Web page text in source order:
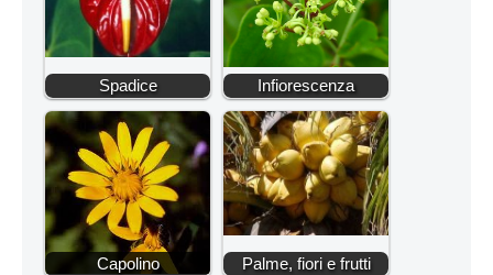
Spadice Infiorescenza
Capolino Palme, fiori e frutti